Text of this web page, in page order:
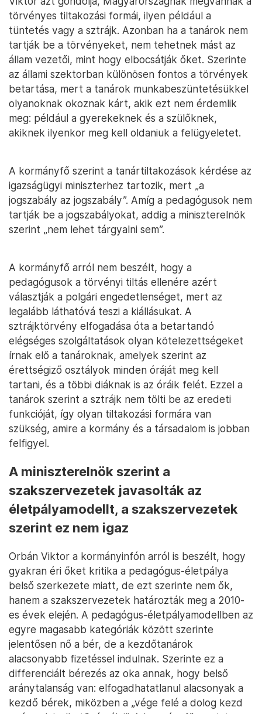
törvényes tiltakozási formái, ilyen például a
tüntetés vagy a sztrájk. Azonban ha a tanárok nem
tartják be a törvényeket, nem tehetnek mást az
állam vezetői, mint hogy elbocsátják őket. Szerinte
az állami szektorban különösen fontos a törvények
betartása, mert a tanárok munkabeszüntetésükkel
olyanoknak okoznak kárt, akik ezt nem érdemlik
meg: például a gyerekeknek és a szülőknek,
akiknek ilyenkor meg kell oldaniuk a felügyeletet.
A kormányfő szerint a tanártiltakozások kérdése az
igazságügyi miniszterhez tartozik, mert „a
jogszabály az jogszabály”. Amíg a pedagógusok nem
tartják be a jogszabályokat, addig a miniszterelnök
szerint „nem lehet tárgyalni sem”.
A kormányfő arról nem beszélt, hogy a
pedagógusok a törvényi tiltás ellenére azért
választják a polgári engedetlenséget, mert az
legalább láthatóvá teszi a kiállásukat. A
sztrájktörvény elfogadása óta a betartandó
elégséges szolgáltatások olyan kötelezettségeket
írnak elő a tanároknak, amelyek szerint az
érettségiző osztályok minden óráját meg kell
tartani, és a többi diáknak is az óráik felét. Ezzel a
tanárok szerint a sztrájk nem tölti be az eredeti
funkcióját, így olyan tiltakozási formára van
szükség, amire a kormány és a társadalom is jobban
felfigyel.
A miniszterelnök szerint a
szakszervezetek javasolták az
életpályamodellt, a szakszervezetek
szerint ez nem igaz
Orbán Viktor a kormányinfón arról is beszélt, hogy
gyakran éri őket kritika a pedagógus-életpálya
belső szerkezete miatt, de ezt szerinte nem ők,
hanem a szakszervezetek határozták meg a 2010-
es évek elején. A pedagógus-életpályamodellben az
egyre magasabb kategóriák között szerinte
jelentősen nő a bér, de a kezdőtanárok
alacsonyabb fizetéssel indulnak. Szerinte ez a
differenciált bérezés az oka annak, hogy belső
aránytalanság van: elfogadhatatlanul alacsonyak a
kezdő bérek, miközben a „vége felé a dolog kezd